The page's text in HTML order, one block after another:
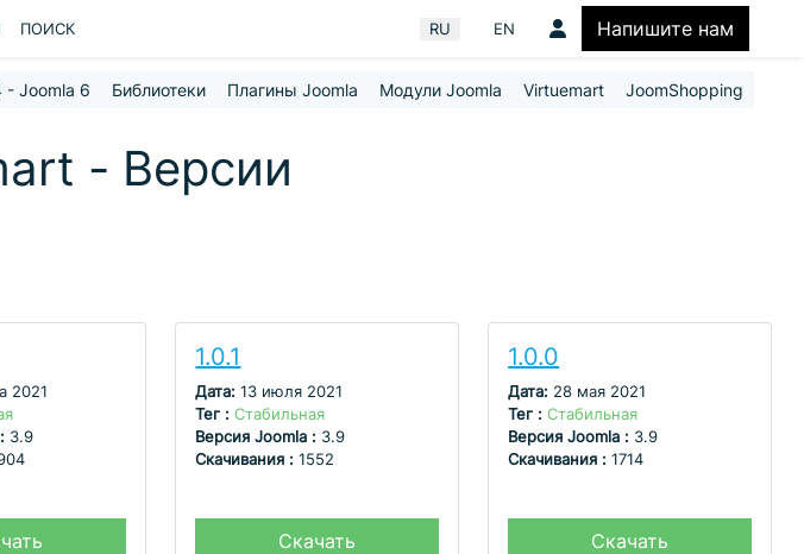
ПОИСК Выберите язык
RU EN Напишите нам
- Joomla 6 Библиотеки Плагины Joomla Модули Joomla Virtuemart JoomShopping
- Версии
2021
3.9
1.0.1
Дата:13 июля 2021
Тег :Стабильная
Версия Joomla : 3.9
Скачивания :1552
Скачать
1.0.0
Дата: 28 мая 2021
Тег :Стабильная
Версия Joomla : 3.9
Скачивания :1714
Скачать